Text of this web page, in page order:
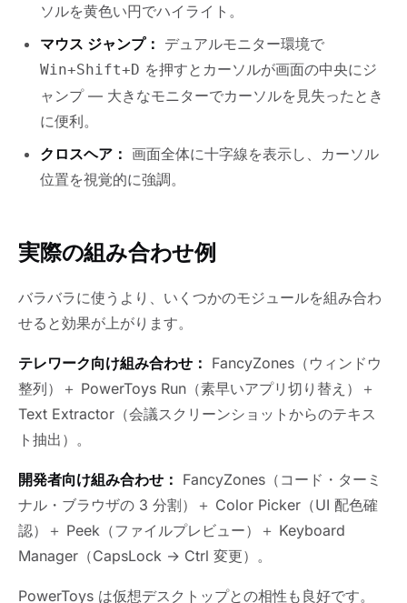
ソルを黄色い円でハイライト。
マウス ジャンプ： デュアルモニター環境で
Win+Shift+D を押すとカーソルが画面の中央にジ
ャンプ — 大きなモニターでカーソルを見失ったとき
に便利。
クロスヘア： 画面全体に十字線を表示し、カーソル
位置を視覚的に強調。
実際の組み合わせ例
バラバラに使うより、いくつかのモジュールを組み合わ
せると効果が上がります。
テレワーク向け組み合わせ： FancyZones（ウィンドウ
整列）＋ PowerToys Run（素早いアプリ切り替え）＋
Text Extractor（会議スクリーンショットからのテキス
ト抽出）。
開発者向け組み合わせ： FancyZones（コード・ターミ
ナル・ブラウザの 3 分割）＋ Color Picker（UI 配色確
認）＋ Peek（ファイルプレビュー）＋ Keyboard
Manager（CapsLock → Ctrl 変更）。
PowerToys は仮想デスクトップとの相性も良好です。